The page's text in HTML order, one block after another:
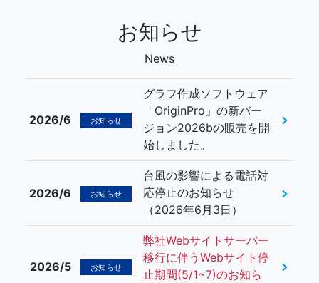
お知らせ
News
2026/6 お知らせ
グラフ作成ソフトウェア
「OriginPro」の新バー
ジョン2026bの販売を開
始しました。
2026/6 お知らせ
台風の影響による電話対
応停止のお知らせ
（2026年6月3日）
2026/5 お知らせ
弊社Webサイトサーバー
移行に伴うWebサイト停
止期間(5/1~7)のお知ら